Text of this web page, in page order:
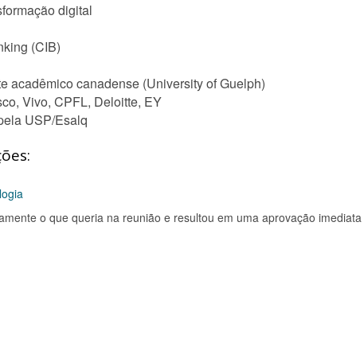
digital
(CIB)
acadêmico canadense (University of Guelph)
Vivo, CPFL, Deloitte, EY
USP/Esalq
o que queria na reunião e resultou em uma aprovação imediata